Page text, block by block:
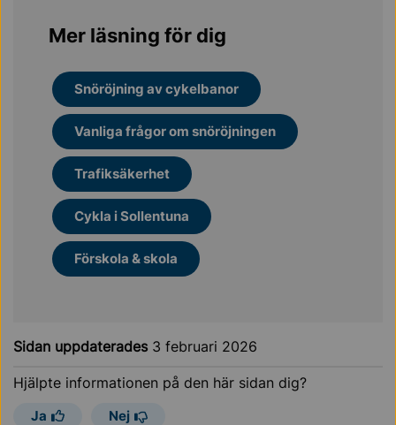
Mer läsning för dig
Snöröjning av cykelbanor
Vanliga frågor om snöröjningen
Trafiksäkerhet
Cykla i Sollentuna
Förskola & skola
Sidan uppdaterades 3 februari 2026
Hjälpte informationen på den här sidan dig?
Ja Nej